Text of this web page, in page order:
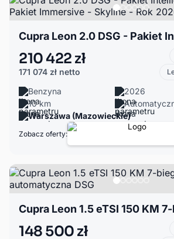
210 422 zł
171 074 zł netto
Benzyna
2026
10 km
Warszawa (Mazowieckie)
Zobacz oferty:
148 500 zł